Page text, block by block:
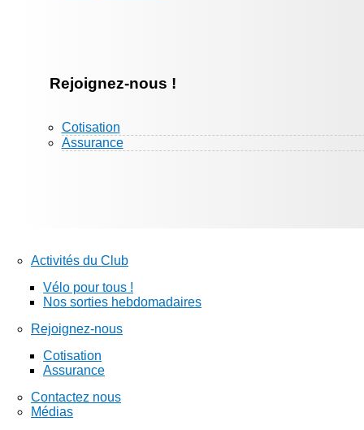
Rejoignez-nous !
Cotisation
Assurance
Activités du Club
Vélo pour tous !
Nos sorties hebdomadaires
Rejoignez-nous
Cotisation
Assurance
Contactez nous
Médias